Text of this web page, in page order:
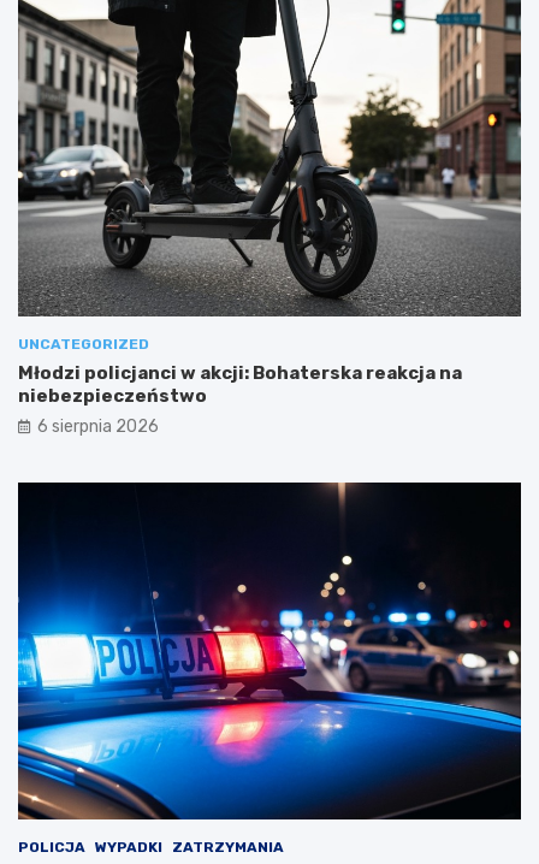
UNCATEGORIZED
Młodzi policjanci w akcji: Bohaterska reakcja na
niebezpieczeństwo
6 sierpnia 2026
POLICJA WYPADKI ZATRZYMANIA